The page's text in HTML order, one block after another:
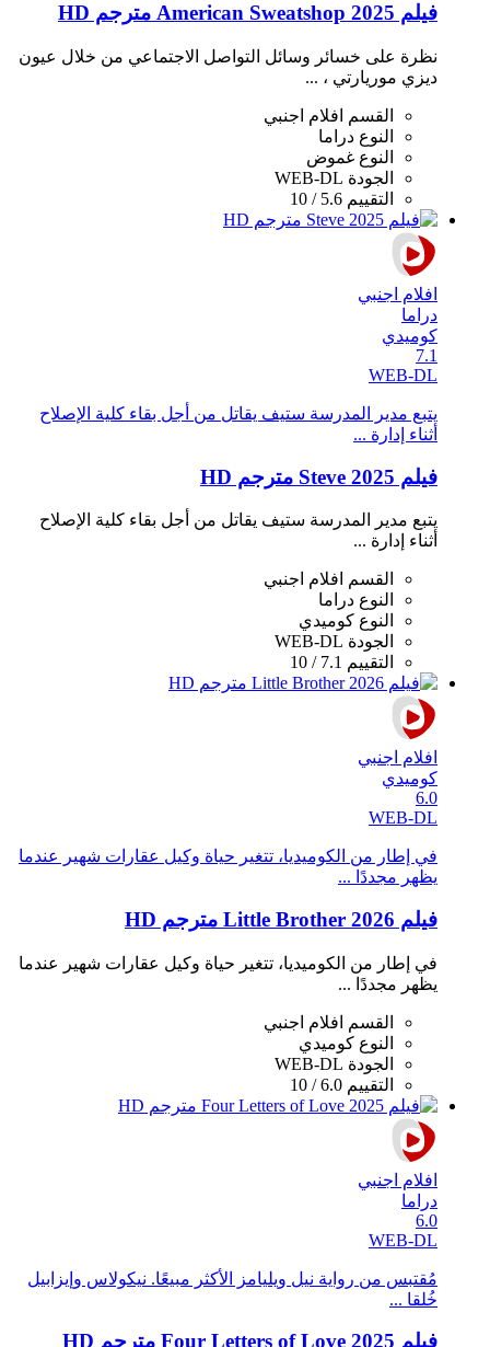
فيلم American Sweatshop 2025 مترجم HD
نظرة على خسائر وسائل التواصل الاجتماعي من خلال عيون
ديزي موريارتي ، ...
القسم
افلام اجنبي
النوع دراما
النوع غموض
الجودة WEB-DL
التقييم 5.6 / 10
افلام اجنبي
دراما
كوميدي
7.1
WEB-DL
يتبع مدير المدرسة ستيف يقاتل من أجل بقاء كلية الإصلاح
أثناء إدارة ...
فيلم Steve 2025 مترجم HD
يتبع مدير المدرسة ستيف يقاتل من أجل بقاء كلية الإصلاح
أثناء إدارة ...
القسم
افلام اجنبي
النوع دراما
النوع كوميدي
الجودة WEB-DL
التقييم 7.1 / 10
افلام اجنبي
كوميدي
6.0
WEB-DL
في إطار من الكوميديا، تتغير حياة وكيل عقارات شهير عندما
يظهر مجددًا ...
فيلم Little Brother 2026 مترجم HD
في إطار من الكوميديا، تتغير حياة وكيل عقارات شهير عندما
يظهر مجددًا ...
القسم
افلام اجنبي
النوع كوميدي
الجودة WEB-DL
التقييم 6.0 / 10
افلام اجنبي
دراما
6.0
WEB-DL
مُقتبس من رواية نيل ويليامز الأكثر مبيعًا. نيكولاس وإيزابيل
خُلقا ...
فيلم Four Letters of Love 2025 مترجم HD